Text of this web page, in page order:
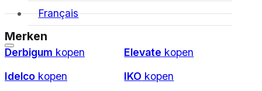
Français
Merken
Derbigum kopen Elevate kopen
Idelco kopen IKO kopen